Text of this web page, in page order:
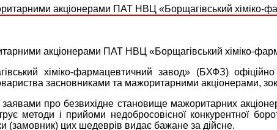
акціонерами ПАТ НВЦ «Борщагівський хіміко-
хіміко-фармацевтичний завод» (БХФЗ)
засновниками та мажоритарними акціонерами,
про безвихідне становище мажоритарних
методи і прийоми недобросовісної конкурентної
(замовник) цих шедеврів видає бажане за дійсне.